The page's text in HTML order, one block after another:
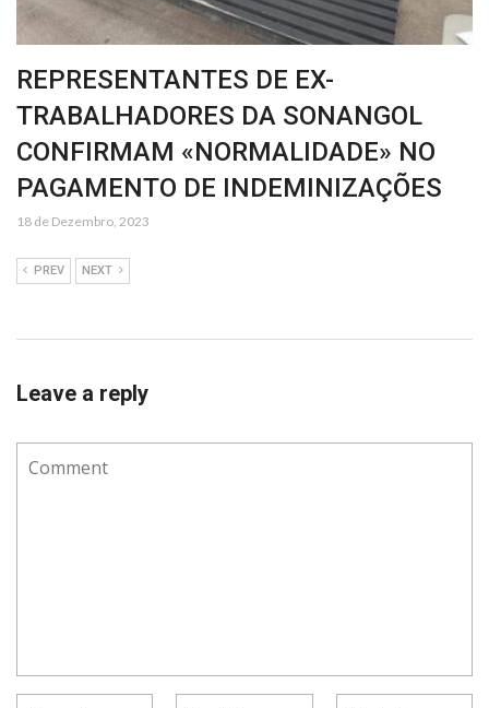
REPRESENTANTES DE EX-
TRABALHADORES DA SONANGOL
CONFIRMAM «NORMALIDADE» NO
PAGAMENTO DE INDEMINIZAÇÕES
18 de Dezembro, 2023
PREV NEXT
Leave a reply